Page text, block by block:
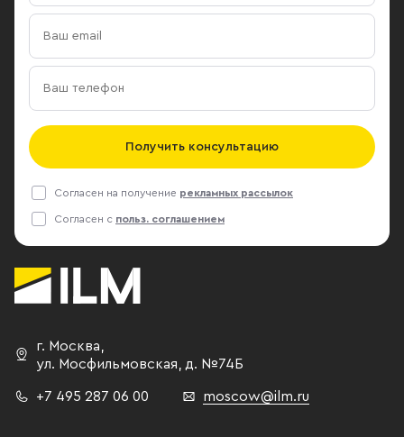
Получить консультацию
Согласен на получение рекламных рассылок
Согласен с польз. соглашением
г. Москва,
ул. Мосфильмовская, д. №74Б
+7 495 287 06 00 moscow@ilm.ru